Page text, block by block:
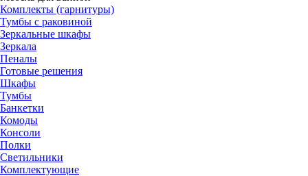
Комплекты (гарнитуры)
Тумбы с раковиной
Зеркальные шкафы
Зеркала
Пеналы
Готовые решения
Шкафы
Тумбы
Банкетки
Комоды
Консоли
Полки
Светильники
Комплектующие